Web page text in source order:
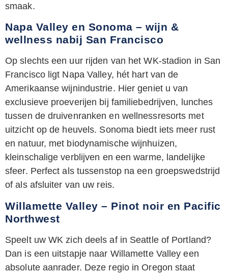
smaak.
Napa Valley en Sonoma – wijn &
wellness nabij San Francisco
Op slechts een uur rijden van het WK-stadion in San
Francisco ligt Napa Valley, hét hart van de
Amerikaanse wijnindustrie. Hier geniet u van
exclusieve proeverijen bij familiebedrijven, lunches
tussen de druivenranken en wellnessresorts met
uitzicht op de heuvels. Sonoma biedt iets meer rust
en natuur, met biodynamische wijnhuizen,
kleinschalige verblijven en een warme, landelijke
sfeer. Perfect als tussenstop na een groepswedstrijd
of als afsluiter van uw reis.
Willamette Valley – Pinot noir en Pacific
Northwest
Speelt uw WK zich deels af in Seattle of Portland?
Dan is een uitstapje naar Willamette Valley een
absolute aanrader. Deze regio in Oregon staat